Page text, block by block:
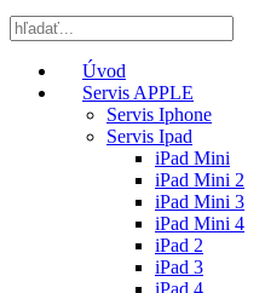
Úvod
Servis APPLE
Servis Iphone
Servis Ipad
iPad Mini
iPad Mini 2
iPad Mini 3
iPad Mini 4
iPad 2
iPad 3
iPad 4